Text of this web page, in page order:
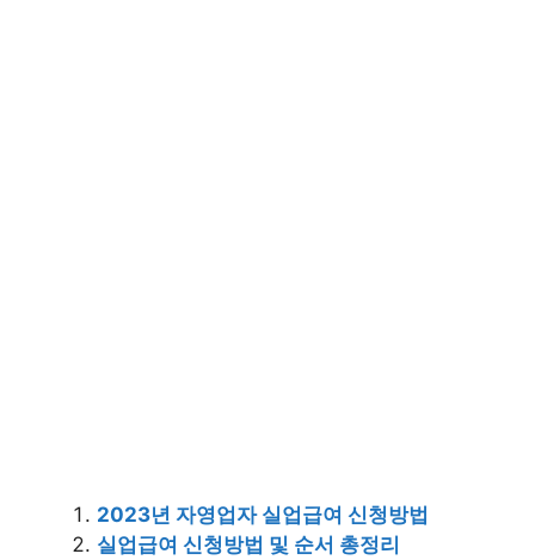
2023년 자영업자 실업급여 신청방법
실업급여 신청방법 및 순서 총정리